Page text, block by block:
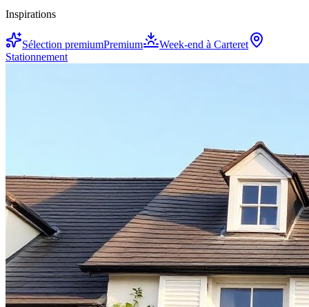
Inspirations
Sélection premiumPremium
Week-end à Carteret
Stationnement